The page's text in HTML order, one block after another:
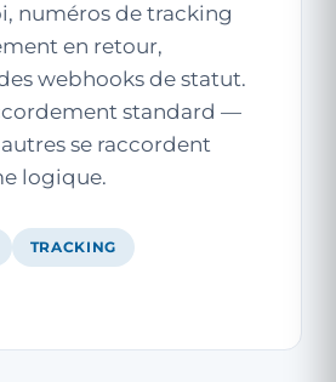
numéros de tracking
en retour,
webhooks de statut.
standard —
se raccordent
logique.
TRACKING